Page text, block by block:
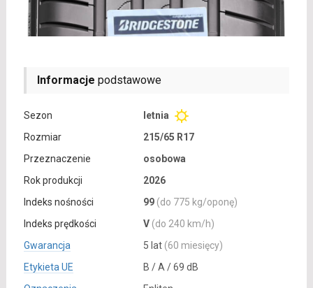
Informacje podstawowe
Sezon
letnia
Rozmiar
215/65 R17
Przeznaczenie
osobowa
Rok produkcji
2026
Indeks nośności
99 (do 775 kg/oponę)
Indeks prędkości
V (do 240 km/h)
Gwarancja
5 lat (60 miesięcy)
Etykieta UE
B / A / 69 dB